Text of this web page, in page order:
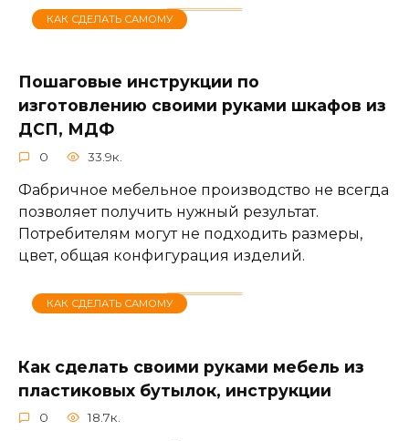
КАК СДЕЛАТЬ САМОМУ
Пошаговые инструкции по
изготовлению своими руками шкафов из
ДСП, МДФ
0 33.9к.
Фабричное мебельное производство не всегда
позволяет получить нужный результат.
Потребителям могут не подходить размеры,
цвет, общая конфигурация изделий.
КАК СДЕЛАТЬ САМОМУ
Как сделать своими руками мебель из
пластиковых бутылок, инструкции
0 18.7к.